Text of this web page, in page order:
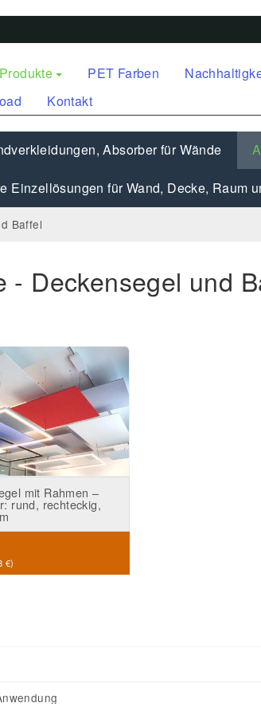
Produkte PET Farben
Kontakt
Absorber für Wände
Einzellösungen für Wand, Decke, Raum
Baffel
- Deckensegel und
mit Rahmen –
rund, rechteckig,
€)